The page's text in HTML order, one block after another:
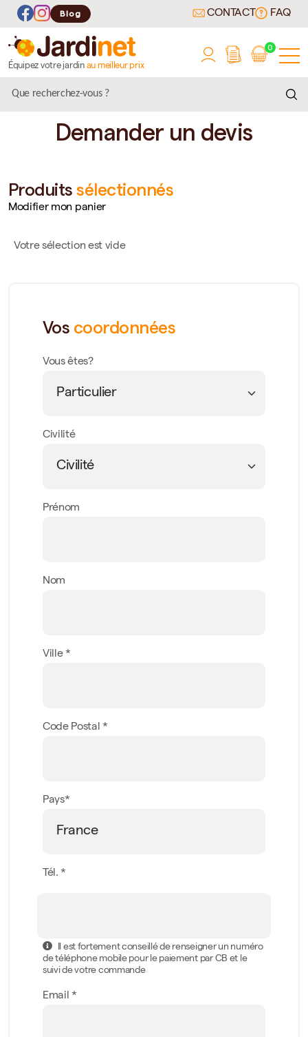
Blog CONTACT FAQ
Équipez votre jardin au meilleur prix
0
Demander un devis
Produitssélectionnés
Modifier mon panier
Votre sélection est vide
Vos coordonnées
Vous êtes?
Civilité
Prénom
Nom
Ville *
Code Postal *
Pays*
Tél. *
Il est fortement conseillé de renseigner un numéro
de téléphone mobile pour le paiement par CB et le
suivi de votre commande
Email *